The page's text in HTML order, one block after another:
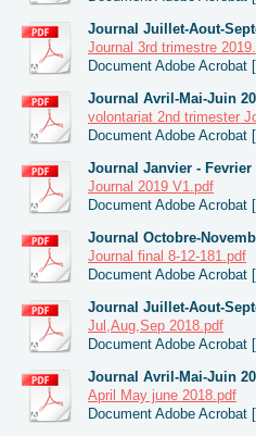
Journal Juillet-Aout-
Journal 3rd trimestre
Document Adobe Acrobat
Journal Avril-Mai-Juin
volontariat 2nd trimester
Document Adobe Acrobat
Journal Janvier - Fevrier
Journal 2019 V1.pdf
Document Adobe Acrobat
Journal Octobre-
Journal final 8-12-181.pdf
Document Adobe Acrobat
Journal Juillet-Aout-
Jul,Aug,Sep 2018.pdf
Document Adobe Acrobat
Journal Avril-Mai-Juin
April May june 2018.pdf
Document Adobe Acrobat